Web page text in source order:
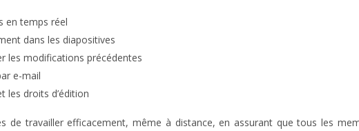
en temps réel
dans les diapositives
les modifications précédentes
e-mail
les droits d’édition
de travailler efficacement, même à distance, en assurant que tous les